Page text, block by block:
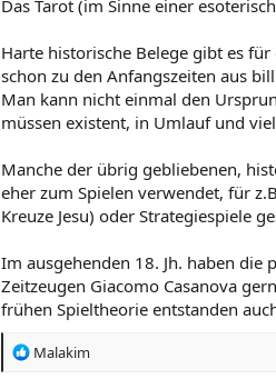
Das Tarot (im Sinne einer
Harte historische Belege gibt es
schon zu den Anfangszeiten aus
Man kann nicht einmal den
müssen existent, in Umlauf und
Manche der übrig gebliebenen,
eher zum Spielen verwendet, für
Kreuze Jesu) oder Strategiespiele
Im ausgehenden 18. Jh. haben
Zeitzeugen Giacomo Casanova
frühen Spieltheorie entstanden
R
Malakim